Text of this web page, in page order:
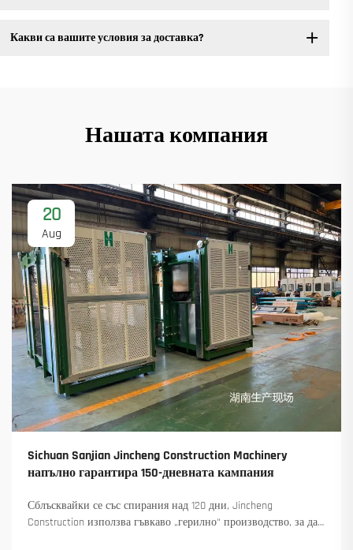
Какви са вашите условия за доставка?
Нашата компания
20
Aug
Sichuan Sanjian Jincheng Construction Machinery
напълно гарантира 150-дневната кампания
Сблъсквайки се със спирания над 120 дни, Jincheng
Construction използва гъвкаво „герилно“ производство, за да